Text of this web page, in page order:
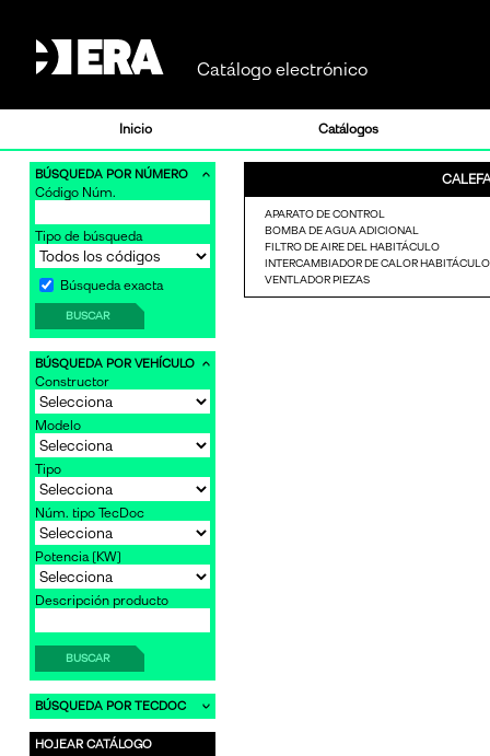
Catálogo electrónico
Inicio Catálogos
BÚSQUEDA POR NÚMERO
Código Núm.
Tipo de búsqueda
Búsqueda exacta
BUSCAR
BÚSQUEDA POR VEHÍCULO
Constructor
Modelo
Tipo
Núm. tipo TecDoc
Potencia [KW]
Descripción producto
BUSCAR
BÚSQUEDA POR TECDOC
HOJEAR CATÁLOGO
APARATO DE CONTROL
BOMBA DE AGUA ADICIONAL
FILTRO DE AIRE DEL HABITÁCULO
INTERCAMBIADOR DE CALOR HABITÁCULO
VENTLADOR PIEZAS